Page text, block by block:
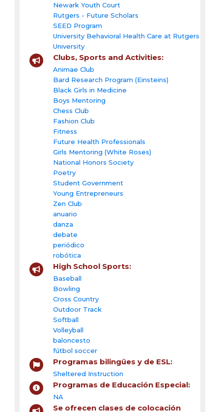
Newark Youth Court
Rutgers - Future Scholars
SEED Program
University Behavioral Health Care at Rutgers
University
Clubs, Sports and Activities:
Animae Club
Bard Research Program (Einsteins)
Black Girls in Medicine
Boys Mentoring
Chess Club
Fashion Club
Fitness
Future Health Professionals
Girls Mentoring (White Roses)
National Honors Society
Poetry
Student Government
Young Entrepreneurs
Zen Club
anuario
danza
debate
periódico
robótica
High School Sports:
Baseball
Bowling
Cross Country
Outdoor Track
Softball
Volleyball
baloncesto
fútbol soccer
Programas bilingües y de ESL:
Sheltered Instruction
Programas de Educación Especial:
NA
Se ofrecen clases de colocación